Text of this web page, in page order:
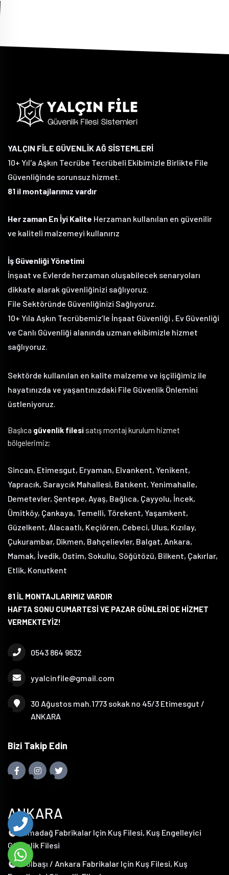
YALÇIN FİLE GÜVENLİK AĞ SİSTEMLERİ
10+ Yıl'a Aşkın Tecrübe Tecrübeli Ekibimizle Birlikte File
Güvenliğinde sorunsuz hizmet.
81 il montajlarımız vardır
Her zaman En İyi Kalite Herzaman kullanılan en güvenilir
ve kaliteli malzemeyi kullanırız
İş Güvenliği Yönetimi
İnşaat ve Evlerde herzaman oluşabilecek senaryoları
dikkate alarak güvenliğinizi sağlıyoruz.
File Sektöründe Güvenliğinizi Sağlıyoruz.
10+ Yıla Aşkın Tecrübemiz’le İnşaat Güvenliği , Ev Güvenliği
ve Canlı Güvenliği alanında uzman ekibimizle hizmet
sağlıyoruz.
Sektörde kullanılan en kalite malzeme ve işçiliğimiz ile
hayatınızda ve yaşantınızdaki File Güvenlik Önlemini
üstleniyoruz.
Başlıca güvenlik filesi satış montaj kurulum hizmet
bölgelerimiz;
Sincan, Etimesgut, Eryaman, Elvankent, Yenikent,
Yapracık, Saraycık Mahallesi, Batıkent, Yenimahalle,
Demetevler, Şentepe, Ayaş, Bağlıca, Çayyolu, İncek,
Ümitköy, Çankaya, Temelli, Törekent, Yaşamkent,
Güzelkent, Alacaatlı, Keçiören, Cebeci, Ulus, Kızılay,
Çukurambar, Dikmen, Bahçelievler, Balgat, Ankara,
Mamak, İvedik, Ostim, Sokullu, Söğütözü, Bilkent, Çakırlar,
Etlik, Konutkent
81 İL MONTAJLARIMIZ VARDIR
HAFTA SONU CUMARTESİ VE PAZAR GÜNLERİ DE HİZMET
VERMEKTEYİZ!
0543 864 9632
yyalcinfile@gmail.com
30 Ağustos mah.1773 sokak no 45/3 Etimesgut /
ANKARA
Bizi Takip Edin
ANKARA
Elmadağ Fabrikalar Için Kuş Filesi, Kuş Engelleyici
Güvenlik Filesi
Gölbaşı / Ankara Fabrikalar Için Kuş Filesi, Kuş